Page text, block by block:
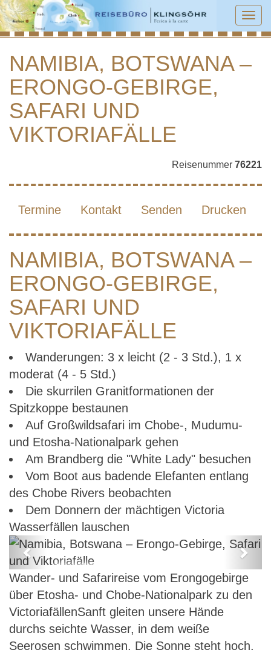
NAMIBIA, BOTSWANA – ERONGO-
GEBIRGE, SAFARI UND
VIKTORIAFÄLLE
NAMIBIA, BOTSWANA –
ERONGO-GEBIRGE,
SAFARI UND
VIKTORIAFÄLLE
Reisenummer 76221
Termine Kontakt Senden Drucken
NAMIBIA, BOTSWANA –
ERONGO-GEBIRGE,
SAFARI UND
VIKTORIAFÄLLE
Wanderungen: 3 x leicht (2 - 3 Std.), 1 x
moderat (4 - 5 Std.)
Die skurrilen Granitformationen der
Spitzkoppe bestaunen
Auf Großwildsafari im Chobe-, Mudumu-
und Etosha-Nationalpark gehen
Am Brandberg die "White Lady" besuchen
Vom Boot aus badende Elefanten entlang
des Chobe Rivers beobachten
Dem Donnern der mächtigen Victoria
Wasserfällen lauschen
Namibia, Botswana – Erongo-
Gebirge, Safari und Viktoriafälle
Previous Next
Wander- und Safarireise vom Erongogebirge
über Etosha- und Chobe-Nationalpark zu den
VictoriafällenSanft gleiten unsere Hände
durchs seichte Wasser, in dem weiße
Seerosen schwimmen. Die Sonne steht hoch,